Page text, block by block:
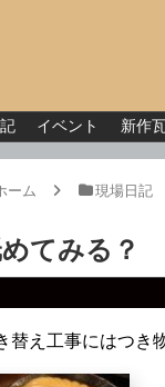
イベント 新作
ーム 現場日記
てみる？
替え工事にはつき